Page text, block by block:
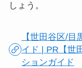
しょう。
【世田谷区/
イド | PR【世
ションガイド